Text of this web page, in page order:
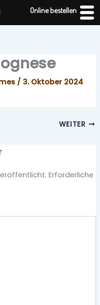
/ 3. Oktober 2024
WEITER
Erforderliche
Online bestellen